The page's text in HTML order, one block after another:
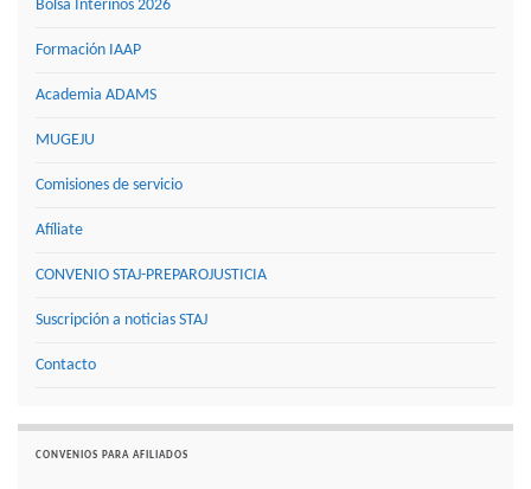
Bolsa Interinos 2026
Formación IAAP
Academia ADAMS
MUGEJU
Comisiones de servicio
Afíliate
CONVENIO STAJ-PREPAROJUSTICIA
Suscripción a noticias STAJ
Contacto
CONVENIOS PARA AFILIADOS